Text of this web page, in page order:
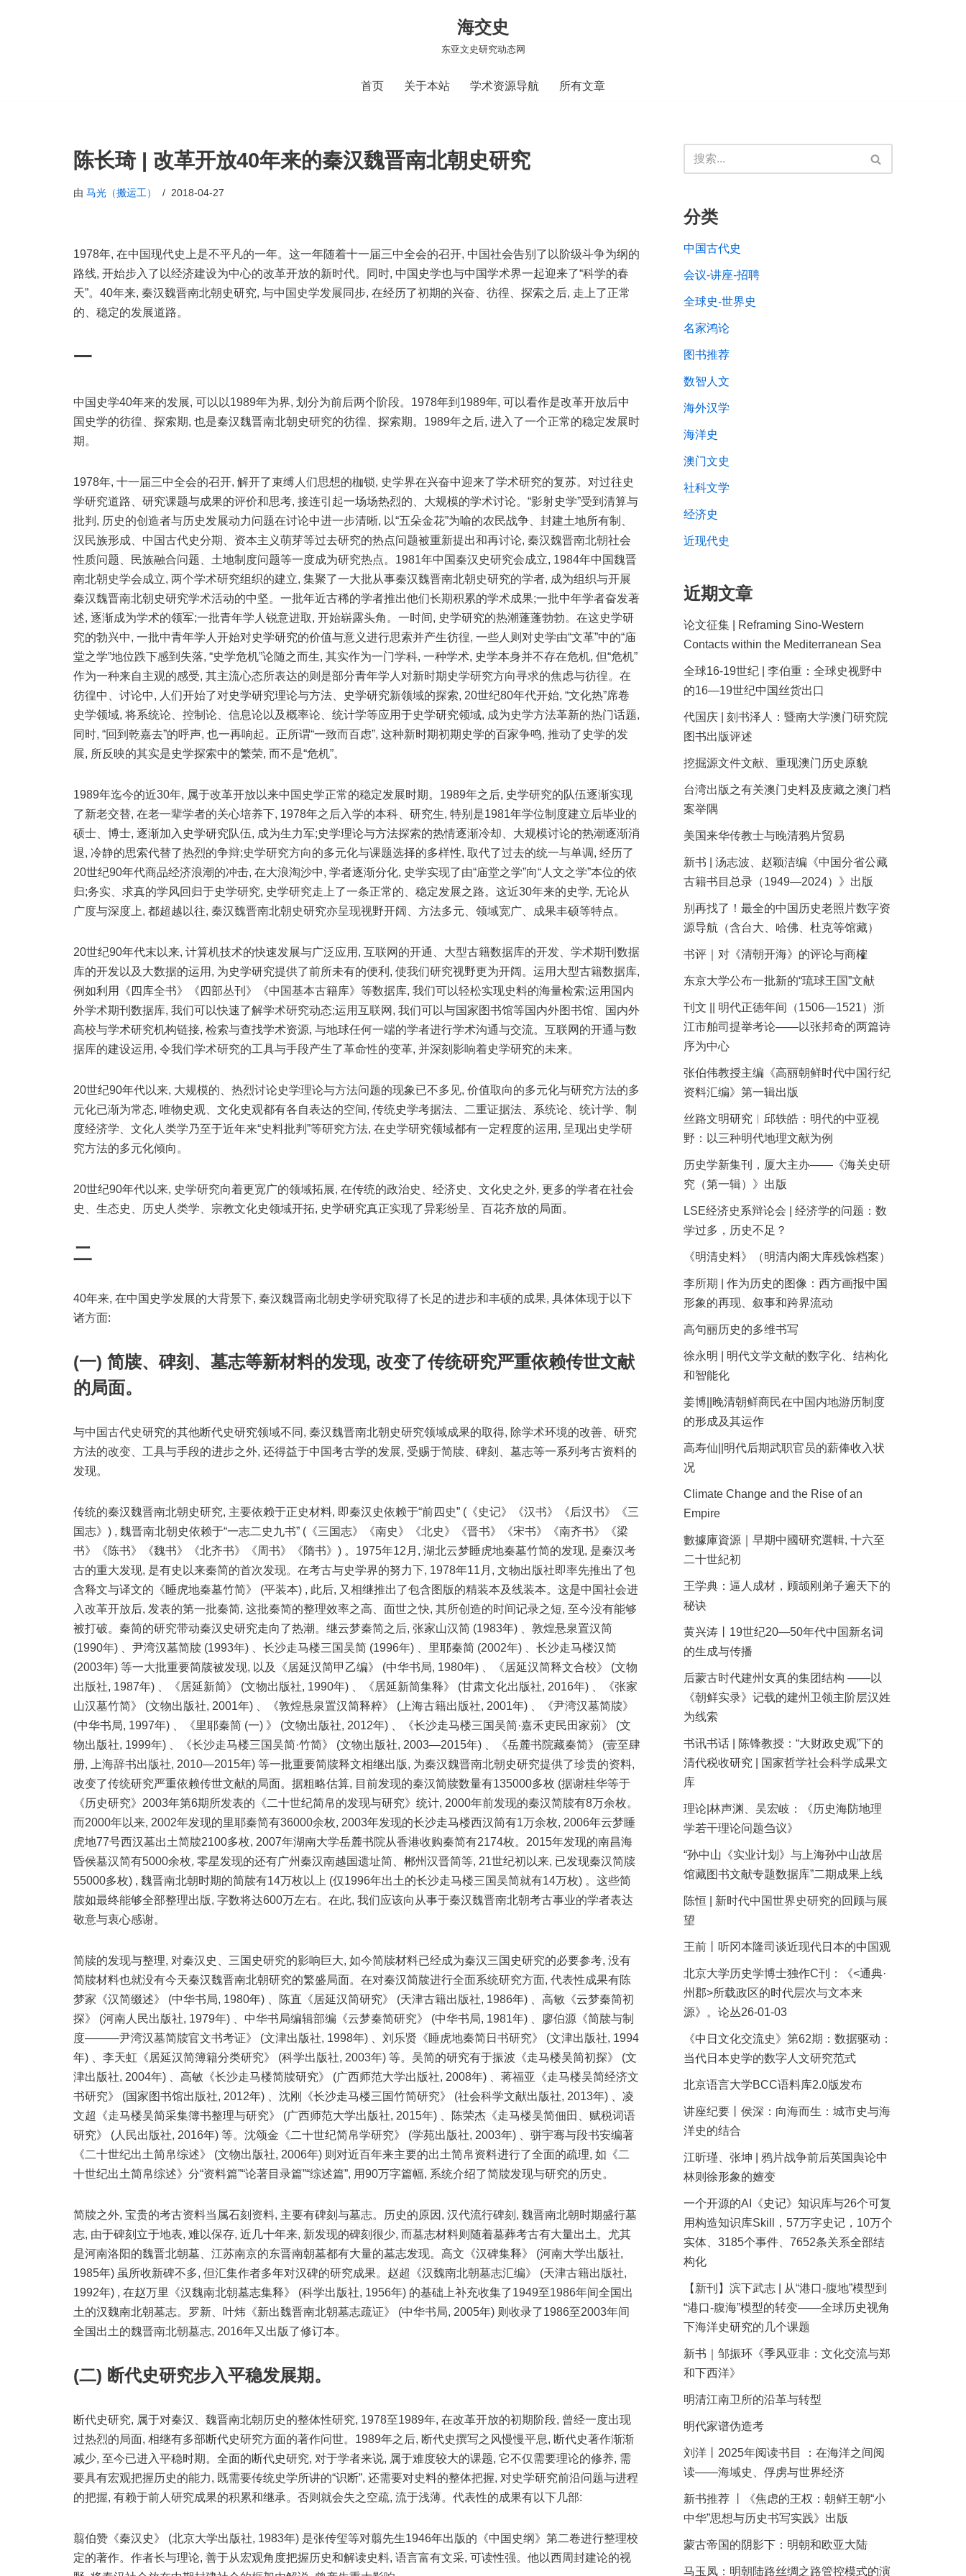
海交史
东亚文史研究动态网
首页 关于本站 学术资源导航 所有文章
陈长琦 | 改革开放40年来的秦汉魏晋南北朝史研究
由 马光（搬运工） 2018-04-27
1978年, 在中国现代史上是不平凡的一年。这一年随着十一届三中全会的召开, 中国社会告别了以阶级斗争为纲的
路线, 开始步入了以经济建设为中心的改革开放的新时代。同时, 中国史学也与中国学术界一起迎来了“科学的春
天”。40年来, 秦汉魏晋南北朝史研究, 与中国史学发展同步, 在经历了初期的兴奋、彷徨、探索之后, 走上了正常
的、稳定的发展道路。
一
中国史学40年来的发展, 可以以1989年为界, 划分为前后两个阶段。1978年到1989年, 可以看作是改革开放后中
国史学的彷徨、探索期, 也是秦汉魏晋南北朝史研究的彷徨、探索期。1989年之后, 进入了一个正常的稳定发展时
期。
1978年, 十一届三中全会的召开, 解开了束缚人们思想的枷锁, 史学界在兴奋中迎来了学术研究的复苏。对过往史
学研究道路、研究课题与成果的评价和思考, 接连引起一场场热烈的、大规模的学术讨论。“影射史学”受到清算与
批判, 历史的创造者与历史发展动力问题在讨论中进一步清晰, 以“五朵金花”为喻的农民战争、封建土地所有制、
汉民族形成、中国古代史分期、资本主义萌芽等过去研究的热点问题被重新提出和再讨论, 秦汉魏晋南北朝社会
性质问题、民族融合问题、土地制度问题等一度成为研究热点。1981年中国秦汉史研究会成立, 1984年中国魏晋
南北朝史学会成立, 两个学术研究组织的建立, 集聚了一大批从事秦汉魏晋南北朝史研究的学者, 成为组织与开展
秦汉魏晋南北朝史研究学术活动的中坚。一批年近古稀的学者推出他们长期积累的学术成果;一批中年学者奋发著
述, 逐渐成为学术的领军;一批青年学人锐意进取, 开始崭露头角。一时间, 史学研究的热潮蓬蓬勃勃。在这史学研
究的勃兴中, 一批中青年学人开始对史学研究的价值与意义进行思索并产生彷徨, 一些人则对史学由“文革”中的“庙
堂之学”地位跌下感到失落, “史学危机”论随之而生, 其实作为一门学科, 一种学术, 史学本身并不存在危机, 但“危机”
作为一种来自主观的感受, 其主流心态所表达的则是部分青年学人对新时期史学研究方向寻求的焦虑与彷徨。在
彷徨中、讨论中, 人们开始了对史学研究理论与方法、史学研究新领域的探索, 20世纪80年代开始, “文化热”席卷
史学领域, 将系统论、控制论、信息论以及概率论、统计学等应用于史学研究领域, 成为史学方法革新的热门话题,
同时, “回到乾嘉去”的呼声, 也一再响起。正所谓“一致而百虑”, 这种新时期初期史学的百家争鸣, 推动了史学的发
展, 所反映的其实是史学探索中的繁荣, 而不是“危机”。
1989年迄今的近30年, 属于改革开放以来中国史学正常的稳定发展时期。1989年之后, 史学研究的队伍逐渐实现
了新老交替, 在老一辈学者的关心培养下, 1978年之后入学的本科、研究生, 特别是1981年学位制度建立后毕业的
硕士、博士, 逐渐加入史学研究队伍, 成为生力军;史学理论与方法探索的热情逐渐冷却、大规模讨论的热潮逐渐消
退, 冷静的思索代替了热烈的争辩;史学研究方向的多元化与课题选择的多样性, 取代了过去的统一与单调, 经历了
20世纪90年代商品经济浪潮的冲击, 在大浪淘沙中, 学者逐渐分化, 史学实现了由“庙堂之学”向“人文之学”本位的依
归;务实、求真的学风回归于史学研究, 史学研究走上了一条正常的、稳定发展之路。这近30年来的史学, 无论从
广度与深度上, 都超越以往, 秦汉魏晋南北朝史研究亦呈现视野开阔、方法多元、领域宽广、成果丰硕等特点。
20世纪90年代末以来, 计算机技术的快速发展与广泛应用, 互联网的开通、大型古籍数据库的开发、学术期刊数据
库的开发以及大数据的运用, 为史学研究提供了前所未有的便利, 使我们研究视野更为开阔。运用大型古籍数据库,
例如利用《四库全书》《四部丛刊》《中国基本古籍库》等数据库, 我们可以轻松实现史料的海量检索;运用国内
外学术期刊数据库, 我们可以快速了解学术研究动态;运用互联网, 我们可以与国家图书馆等国内外图书馆、国内外
高校与学术研究机构链接, 检索与查找学术资源, 与地球任何一端的学者进行学术沟通与交流。互联网的开通与数
据库的建设运用, 令我们学术研究的工具与手段产生了革命性的变革, 并深刻影响着史学研究的未来。
20世纪90年代以来, 大规模的、热烈讨论史学理论与方法问题的现象已不多见, 价值取向的多元化与研究方法的多
元化已渐为常态, 唯物史观、文化史观都有各自表达的空间, 传统史学考据法、二重证据法、系统论、统计学、制
度经济学、文化人类学乃至于近年来“史料批判”等研究方法, 在史学研究领域都有一定程度的运用, 呈现出史学研
究方法的多元化倾向。
20世纪90年代以来, 史学研究向着更宽广的领域拓展, 在传统的政治史、经济史、文化史之外, 更多的学者在社会
史、生态史、历史人类学、宗教文化史领域开拓, 史学研究真正实现了异彩纷呈、百花齐放的局面。
二
40年来, 在中国史学发展的大背景下, 秦汉魏晋南北朝史学研究取得了长足的进步和丰硕的成果, 具体体现于以下
诸方面:
(一) 简牍、碑刻、墓志等新材料的发现, 改变了传统研究严重依赖传世文献
的局面。
与中国古代史研究的其他断代史研究领域不同, 秦汉魏晋南北朝史研究领域成果的取得, 除学术环境的改善、研究
方法的改变、工具与手段的进步之外, 还得益于中国考古学的发展, 受赐于简牍、碑刻、墓志等一系列考古资料的
发现。
传统的秦汉魏晋南北朝史研究, 主要依赖于正史材料, 即秦汉史依赖于“前四史” (《史记》《汉书》《后汉书》《三
国志》) , 魏晋南北朝史依赖于“一志二史九书” (《三国志》《南史》《北史》《晋书》《宋书》《南齐书》《梁
书》《陈书》《魏书》《北齐书》《周书》《隋书》) 。1975年12月, 湖北云梦睡虎地秦墓竹简的发现, 是秦汉考
古的重大发现, 是有史以来秦简的首次发现。在考古与史学界的努力下, 1978年11月, 文物出版社即率先推出了包
含释文与译文的《睡虎地秦墓竹简》 (平装本) , 此后, 又相继推出了包含图版的精装本及线装本。这是中国社会进
入改革开放后, 发表的第一批秦简, 这批秦简的整理效率之高、面世之快, 其所创造的时间记录之短, 至今没有能够
被打破。秦简的研究带动秦汉史研究走向了热潮。继云梦秦简之后, 张家山汉简 (1983年) 、敦煌悬泉置汉简
(1990年) 、尹湾汉墓简牍 (1993年) 、长沙走马楼三国吴简 (1996年) 、里耶秦简 (2002年) 、长沙走马楼汉简
(2003年) 等一大批重要简牍被发现, 以及《居延汉简甲乙编》 (中华书局, 1980年) 、《居延汉简释文合校》 (文物
出版社, 1987年) 、《居延新简》 (文物出版社, 1990年) 、《居延新简集释》 (甘肃文化出版社, 2016年) 、《张家
山汉墓竹简》 (文物出版社, 2001年) 、《敦煌悬泉置汉简释粹》 (上海古籍出版社, 2001年) 、《尹湾汉墓简牍》
(中华书局, 1997年) 、《里耶秦简 (一) 》 (文物出版社, 2012年) 、《长沙走马楼三国吴简·嘉禾吏民田家莂》 (文
物出版社, 1999年) 、《长沙走马楼三国吴简·竹简》 (文物出版社, 2003—2015年) 、《岳麓书院藏秦简》 (壹至肆
册, 上海辞书出版社, 2010—2015年) 等一批重要简牍释文相继出版, 为秦汉魏晋南北朝史研究提供了珍贵的资料,
改变了传统研究严重依赖传世文献的局面。据粗略估算, 目前发现的秦汉简牍数量有135000多枚 (据谢桂华等于
《历史研究》2003年第6期所发表的《二十世纪简帛的发现与研究》统计, 2000年前发现的秦汉简牍有8万余枚。
而2000年以来, 2002年发现的里耶秦简有36000余枚, 2003年发现的长沙走马楼西汉简有1万余枚, 2006年云梦睡
虎地77号西汉墓出土简牍2100多枚, 2007年湖南大学岳麓书院从香港收购秦简有2174枚。2015年发现的南昌海
昏侯墓汉简有5000余枚, 零星发现的还有广州秦汉南越国遗址简、郴州汉晋简等, 21世纪初以来, 已发现秦汉简牍
55000多枚) , 魏晋南北朝时期的简牍有14万枚以上 (仅1996年出土的长沙走马楼三国吴简就有14万枚) 。这些简
牍如最终能够全部整理出版, 字数将达600万左右。在此, 我们应该向从事于秦汉魏晋南北朝考古事业的学者表达
敬意与衷心感谢。
简牍的发现与整理, 对秦汉史、三国史研究的影响巨大, 如今简牍材料已经成为秦汉三国史研究的必要参考, 没有
简牍材料也就没有今天秦汉魏晋南北朝研究的繁盛局面。在对秦汉简牍进行全面系统研究方面, 代表性成果有陈
梦家《汉简缀述》 (中华书局, 1980年) 、陈直《居延汉简研究》 (天津古籍出版社, 1986年) 、高敏《云梦秦简初
探》 (河南人民出版社, 1979年) 、中华书局编辑部编《云梦秦简研究》 (中华书局, 1981年) 、廖伯源《简牍与制
度———尹湾汉墓简牍官文书考证》 (文津出版社, 1998年) 、刘乐贤《睡虎地秦简日书研究》 (文津出版社, 1994
年) 、李天虹《居延汉简簿籍分类研究》 (科学出版社, 2003年) 等。吴简的研究有于振波《走马楼吴简初探》 (文
津出版社, 2004年) 、高敏《长沙走马楼简牍研究》 (广西师范大学出版社, 2008年) 、蒋福亚《走马楼吴简经济文
书研究》 (国家图书馆出版社, 2012年) 、沈刚《长沙走马楼三国竹简研究》 (社会科学文献出版社, 2013年) 、凌
文超《走马楼吴简采集簿书整理与研究》 (广西师范大学出版社, 2015年) 、陈荣杰《走马楼吴简佃田、赋税词语
研究》 (人民出版社, 2016年) 等。沈颂金《二十世纪简帛学研究》 (学苑出版社, 2003年) 、骈宇骞与段书安编著
《二十世纪出土简帛综述》 (文物出版社, 2006年) 则对近百年来主要的出土简帛资料进行了全面的疏理, 如《二
十世纪出土简帛综述》分“资料篇”“论著目录篇”“综述篇”, 用90万字篇幅, 系统介绍了简牍发现与研究的历史。
简牍之外, 宝贵的考古资料当属石刻资料, 主要有碑刻与墓志。历史的原因, 汉代流行碑刻, 魏晋南北朝时期盛行墓
志, 由于碑刻立于地表, 难以保存, 近几十年来, 新发现的碑刻很少, 而墓志材料则随着墓葬考古有大量出土。尤其
是河南洛阳的魏晋北朝墓、江苏南京的东晋南朝墓都有大量的墓志发现。高文《汉碑集释》 (河南大学出版社,
1985年) 虽所收新碑不多, 但汇集作者多年对汉碑的研究成果。赵超《汉魏南北朝墓志汇编》 (天津古籍出版社,
1992年) , 在赵万里《汉魏南北朝墓志集释》 (科学出版社, 1956年) 的基础上补充收集了1949至1986年间全国出
土的汉魏南北朝墓志。罗新、叶炜《新出魏晋南北朝墓志疏证》 (中华书局, 2005年) 则收录了1986至2003年间
全国出土的魏晋南北朝墓志, 2016年又出版了修订本。
(二) 断代史研究步入平稳发展期。
断代史研究, 属于对秦汉、魏晋南北朝历史的整体性研究, 1978至1989年, 在改革开放的初期阶段, 曾经一度出现
过热烈的局面, 相继有多部断代史研究方面的著作问世。1989年之后, 断代史撰写之风慢慢平息, 断代史著作渐渐
减少, 至今已进入平稳时期。全面的断代史研究, 对于学者来说, 属于难度较大的课题, 它不仅需要理论的修养, 需
要具有宏观把握历史的能力, 既需要传统史学所讲的“识断”, 还需要对史料的整体把握, 对史学研究前沿问题与进程
的把握, 有赖于前人研究成果的积累和继承。否则就会失之空疏, 流于浅薄。代表性的成果有以下几部:
翦伯赞《秦汉史》 (北京大学出版社, 1983年) 是张传玺等对翦先生1946年出版的《中国史纲》第二卷进行整理校
定的著作。作者长与理论, 善于从宏观角度把握历史和解读史料, 语言富有文采, 可读性强。他以西周封建论的视
分类
中国古代史
会议-讲座-招聘
全球史-世界史
名家鸿论
图书推荐
数智人文
海外汉学
海洋史
澳门文史
社科文学
经济史
近现代史
近期文章
论文征集 | Reframing Sino-Western
Contacts within the Mediterranean Sea
全球16-19世纪 | 李伯重：全球史视野中
的16—19世纪中国丝货出口
代国庆 | 刻书泽人：暨南大学澳门研究院
图书出版评述
挖掘源文件文献、重现澳门历史原貌
台湾出版之有关澳门史料及庋藏之澳门档
案举隅
美国来华传教士与晚清鸦片贸易
新书 | 汤志波、赵颖洁编《中国分省公藏
古籍书目总录（1949—2024）》出版
别再找了！最全的中国历史老照片数字资
源导航（含台大、哈佛、杜克等馆藏）
书评｜对《清朝开海》的评论与商榷
东京大学公布一批新的“琉球王国”文献
刊文 || 明代正德年间（1506—1521）浙
江市舶司提举考论——以张邦奇的两篇诗
序为中心
张伯伟教授主编《高丽朝鲜时代中国行纪
资料汇编》第一辑出版
丝路文明研究︱邱轶皓：明代的中亚视
野：以三种明代地理文献为例
历史学新集刊，厦大主办——《海关史研
究（第一辑）》出版
LSE经济史系辩论会 | 经济学的问题：数
学过多，历史不足？
《明清史料》（明清内阁大库残馀档案）
李所期 | 作为历史的图像：西方画报中国
形象的再现、叙事和跨界流动
高句丽历史的多维书写
徐永明 | 明代文学文献的数字化、结构化
和智能化
姜博||晚清朝鲜商民在中国内地游历制度
的形成及其运作
高寿仙||明代后期武职官员的薪俸收入状
况
Climate Change and the Rise of an
Empire
數據庫資源｜早期中國研究選輯, 十六至
二十世紀初
王学典：逼人成材，顾颉刚弟子遍天下的
秘诀
黄兴涛丨19世纪20—50年代中国新名词
的生成与传播
后蒙古时代建州女真的集团结构 ——以
《朝鲜实录》记载的建州卫领主阶层汉姓
为线索
书讯书话 | 陈锋教授：“大财政史观”下的
清代税收研究 | 国家哲学社会科学成果文
库
理论|林声渊、吴宏岐：《历史海防地理
学若干理论问题刍议》
“孙中山《实业计划》与上海孙中山故居
馆藏图书文献专题数据库”二期成果上线
陈恒 | 新时代中国世界史研究的回顾与展
望
王前丨听冈本隆司谈近现代日本的中国观
北京大学历史学博士独作C刊：《<通典·
州郡>所载政区的时代层次与文本来
源》。论丛26-01-03
《中日文化交流史》第62期：数据驱动：
当代日本史学的数字人文研究范式
北京语言大学BCC语料库2.0版发布
讲座纪要丨侯深：向海而生：城市史与海
洋史的结合
江昕瑾、张坤 | 鸦片战争前后英国舆论中
林则徐形象的嬗变
一个开源的AI《史记》知识库与26个可复
用构造知识库Skill，57万字史记，10万个
实体、3185个事件、7652条关系全部结
构化
【新刊】滨下武志 | 从“港口-腹地”模型到
“港口-腹海”模型的转变——全球历史视角
下海洋史研究的几个课题
新书｜邹振环《季风亚非：文化交流与郑
和下西洋》
明清江南卫所的沿革与转型
明代家谱伪造考
刘洋丨2025年阅读书目 ：在海洋之间阅
读——海域史、俘虏与世界经济
新书推荐 丨《焦虑的王权：朝鲜王朝“小
中华”思想与历史书写实践》出版
蒙古帝国的阴影下：明朝和欧亚大陆
马玉凤：明朝陆路丝绸之路管控模式的演